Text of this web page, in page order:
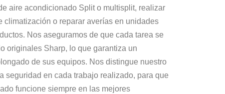
aire acondicionado Split o multisplit, realizar
climatización o reparar averías en unidades
Nos aseguramos de que cada tarea se
originales Sharp, lo que garantiza un
de sus equipos. Nos distingue nuestro
seguridad en cada trabajo realizado, para que
funcione siempre en las mejores